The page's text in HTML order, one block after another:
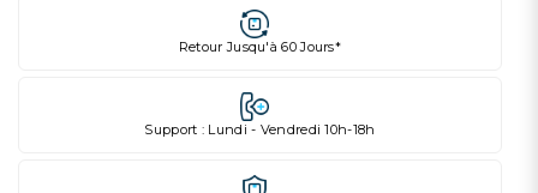
Retour Jusqu'à 60 Jours*
Support : Lundi - Vendredi 10h-18h